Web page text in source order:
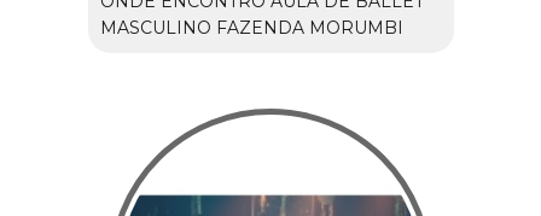
MASCULINO FAZENDA MORUMBI